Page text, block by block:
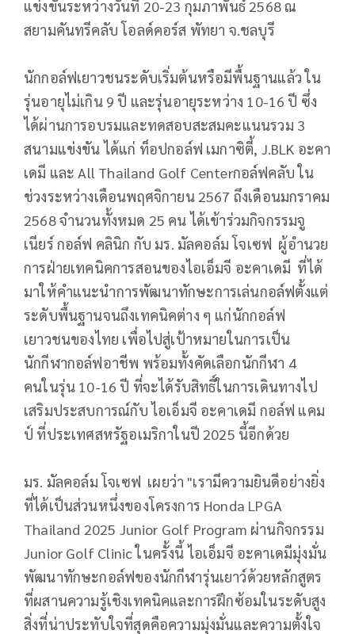
แข่งขันระหว่างวันที่ 20-23 กุมภาพันธ์ 2568 ณ
สยามคันทรีคลับ โอลด์คอร์ส พัทยา จ.ชลบุรี
นักกอล์ฟเยาวชนระดับเริ่มต้นหรือมีพื้นฐานแล้ว ใน
รุ่นอายุไม่เกิน 9 ปี และรุ่นอายุระหว่าง 10-16 ปี ซึ่ง
ได้ผ่านการอบรมและทดสอบสะสมคะแนนรวม 3
สนามแข่งขัน ได้แก่ ท็อปกอล์ฟ เมกาซิตี้, J.BLK อะคา
เดมี และ All Thailand Golf Centerกอล์ฟคลับ ใน
ช่วงระหว่างเดือนพฤศจิกายน 2567 ถึงเดือนมกราคม
2568 จำนวนทั้งหมด 25 คน ได้เข้าร่วมกิจกรรมจู
เนียร์ กอล์ฟ คลินิก กับ มร. มัลคอล์ม โจเซฟ ผู้อำนวย
การฝ่ายเทคนิคการสอนของไอเอ็มจี อะคาเดมี ที่ได้
มาให้คำแนะนำการพัฒนาทักษะการเล่นกอล์ฟตั้งแต่
ระดับพื้นฐานจนถึงเทคนิคต่าง ๆ แก่นักกอล์ฟ
เยาวชนของไทย เพื่อไปสู่เป้าหมายในการเป็น
นักกีฬากอล์ฟอาชีพ พร้อมทั้งคัดเลือกนักกีฬา 4
คนในรุ่น 10-16 ปี ที่จะได้รับสิทธิ์ในการเดินทางไป
เสริมประสบการณ์กับ ไอเอ็มจี อะคาเดมี กอล์ฟ แคม
ป์ ที่ประเทศสหรัฐอเมริกาในปี 2025 นี้อีกด้วย
มร. มัลคอล์ม โจเซฟ เผยว่า "เรามีความยินดีอย่างยิ่ง
ที่ได้เป็นส่วนหนึ่งของโครงการ Honda LPGA
Thailand 2025 Junior Golf Program ผ่านกิจกรรม
Junior Golf Clinic ในครั้งนี้ ไอเอ็มจี อะคาเดมีมุ่งมั่น
พัฒนาทักษะกอล์ฟของนักกีฬารุ่นเยาว์ด้วยหลักสูตร
ที่ผสานความรู้เชิงเทคนิคและการฝึกซ้อมในระดับสูง
สิ่งที่น่าประทับใจที่สุดคือความมุ่งมั่นและความตั้งใจ